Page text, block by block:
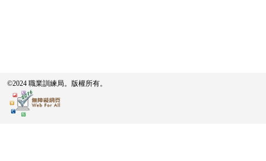
©2024 職業訓練局。版權所有。